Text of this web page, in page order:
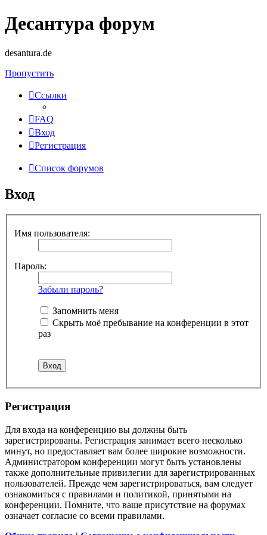
Десантура форум
desantura.de
Пропустить
Ссылки
FAQ
Вход
Регистрация
Список форумов
Вход
Имя пользователя:
Пароль:
Забыли пароль?
Запомнить меня
Скрыть моё пребывание на конференции в этот
раз
Регистрация
Для входа на конференцию вы должны быть
зарегистрированы. Регистрация занимает всего несколько
минут, но предоставляет вам более широкие возможности.
Администратором конференции могут быть установлены
также дополнительные привилегии для зарегистрированных
пользователей. Прежде чем зарегистрироваться, вам следует
ознакомиться с правилами и политикой, принятыми на
конференции. Помните, что ваше присутствие на форумах
означает согласие со всеми правилами.